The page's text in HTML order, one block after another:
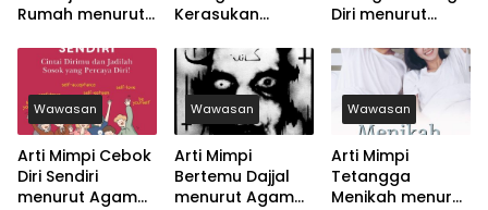
Rumah menurut
dan Primbon
Jawa
Kerasukan
Psikologi dan
Primbon Jawa
Diri menurut
dan Primbon
Jawa
Wawasan
Arti Mimpi Cebok
Diri Sendiri
menurut Agama,
Wawasan
Arti Mimpi
Bertemu Dajjal
menurut Agama,
Wawasan
Arti Mimpi
Tetangga
Menikah menurut